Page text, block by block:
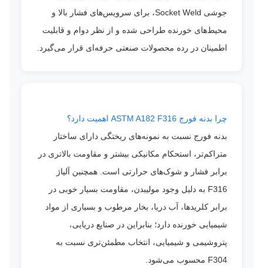
جوشی Socket Weld، برای سرویس‌های فشار بالا و
محیط‌های خورنده طراحی شده و از نظر دوام و قابلیت
اطمینان در رده محصولات صنعتی حرفه‌ای قرار می‌گیرد.
چرا بدنه فورج ASTM A182 F316 اهمیت دارد؟
بدنه فورج نسبت به نمونه‌های ریختگی دارای ساختار
متراکم‌تر، استحکام مکانیکی بیشتر و مقاومت بالاتری در
برابر فشار و شوک‌های حرارتی است. همچنین آلیاژ
F316 به دلیل وجود مولیبدن، مقاومت بسیار خوبی در
برابر کلریدها، آب دریا، بخار مرطوب و بسیاری از مواد
شیمیایی خورنده دارد؛ بنابراین در صنایع دریایی،
پتروشیمی و شیمیایی، انتخاب مطمئن‌تری نسبت به
F304 محسوب می‌شود.